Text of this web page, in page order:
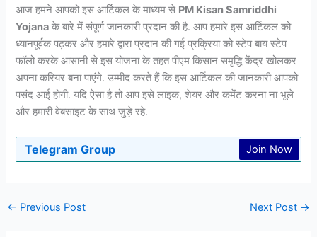
आज हमने आपको इस आर्टिकल के माध्यम से PM Kisan Samriddhi
Yojana के बारे में संपूर्ण जानकारी प्रदान की है. आप हमारे इस आर्टिकल को
ध्यानपूर्वक पढ़कर और हमारे द्वारा प्रदान की गई प्रक्रिया को स्टेप बाय स्टेप
फॉलो करके आसानी से इस योजना के तहत पीएम किसान समृद्धि केंद्र खोलकर
अपना करियर बना पाएंगे. उम्मीद करते हैं कि इस आर्टिकल की जानकारी आपको
पसंद आई होगी. यदि ऐसा है तो आप इसे लाइक, शेयर और कमेंट करना ना भूले
और हमारी वेबसाइट के साथ जुड़े रहे.
Telegram Group Join Now
← Previous Post Next Post →